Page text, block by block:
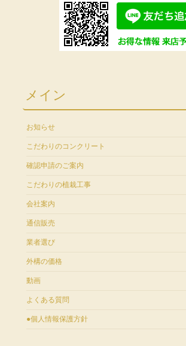
メイン
お知らせ
こだわりのコンクリート
確認申請のご案内
こだわりの植栽工事
会社案内
通信販売
業者選び
外構の価格
動画
よくある質問
●個人情報保護方針